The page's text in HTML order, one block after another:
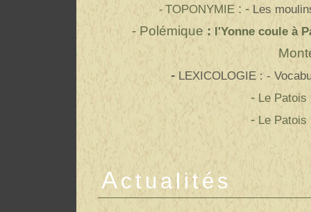
- TOPONYMIE : - Les
- Polémique : l'Yonne coule à
- LEXICOLOGIE : -
- Le
- Le
A ctualités